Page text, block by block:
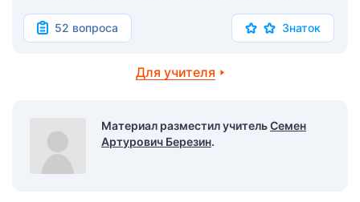
52 вопроса Знаток
Для учителя
Материал разместил учительСемен
Артурович Березин.